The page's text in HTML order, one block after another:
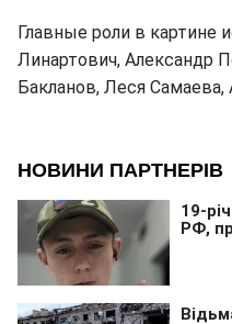
Главные роли в картине
Линартович, Александр
Бакланов, Леся